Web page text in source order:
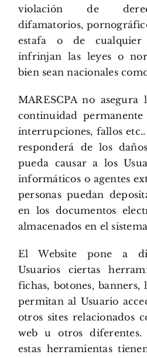
violación de
difamatorios,
estafa o de
infrinjan las leyes o
bien sean nacionales
MARESCPA no
continuidad
interrupciones, fallos
responderá de los
pueda causar a los
informáticos o agentes
personas puedan
en los documentos
almacenados en el
El Website pone a
Usuarios ciertas
fichas, botones, banners,
permitan al Usuario
otros sites relacionados
web u otros
estas herramientas